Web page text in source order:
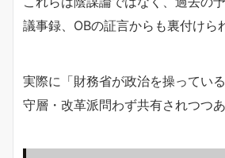
議事録、OBの証言からも裏付けら
実際に「財務省が政治を操ってい
守層・改革派問わず共有されつつあ